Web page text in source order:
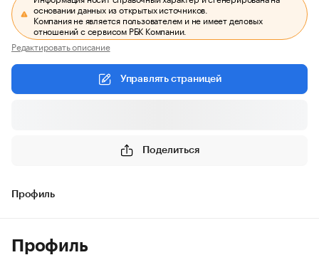
основании данных из открытых источников.
Компания не является пользователем и не имеет деловых
отношений с сервисом РБК Компании.
Редактировать описание
Управлять страницей
Поделиться
Профиль
Профиль